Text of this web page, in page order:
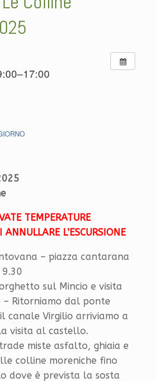
TEMPERATURE
L’ESCURSIONE
– piazza cantarana
sul Mincio e visita
– Ritorniamo dal ponte
canale Virgilio arriviamo a
visita al castello.
miste asfalto, ghiaia e
colline moreniche fino
dove è prevista la sosta